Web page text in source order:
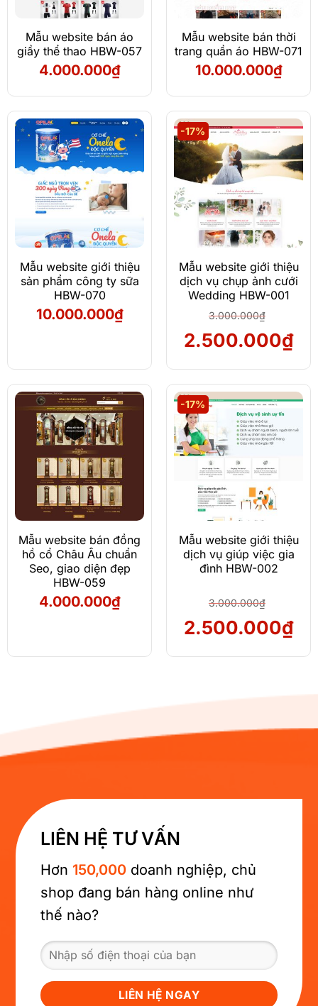
Mẫu website bán áo
giầy thể thao HBW-057
4.000.000₫
Mẫu website bán thời
trang quần áo HBW-071
10.000.000₫
Mẫu website giới thiệu
sản phẩm công ty sữa
HBW-070
10.000.000₫
-17%
Mẫu website giới thiệu
dịch vụ chụp ảnh cưới
Wedding HBW-001
3.000.000₫
Giá
là:
3.000.000₫.
2.500.000₫Giá
tại
là:
Mẫu website bán đồng
hồ cổ Châu Âu chuẩn
Seo, giao diện đẹp
HBW-059
4.000.000₫
-17%
Mẫu website giới thiệu
dịch vụ giúp việc gia
đình HBW-002
3.000.000₫
Giá
2.500.000₫Giá
là:
LIÊN HỆ TƯ VẤN
Hơn 150,000 doanh nghiệp, chủ
shop đang bán hàng online như
thế nào?